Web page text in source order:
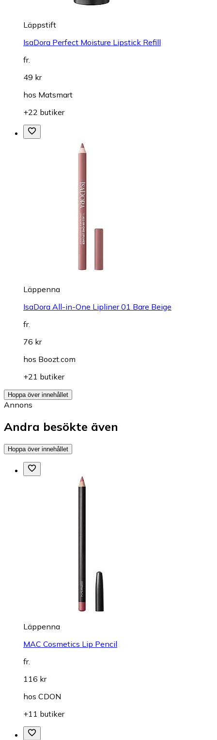
Läppstift
IsaDora Perfect Moisture Lipstick Refill
fr.
49 kr
hos Matsmart
+22 butiker
Läppenna
IsaDora All-in-One Lipliner 01 Bare Beige
fr.
76 kr
hos Boozt.com
+21 butiker
Hoppa över innehållet
Annons
Andra besökte även
Hoppa över innehållet
Läppenna
MAC Cosmetics Lip Pencil
fr.
116 kr
hos CDON
+11 butiker